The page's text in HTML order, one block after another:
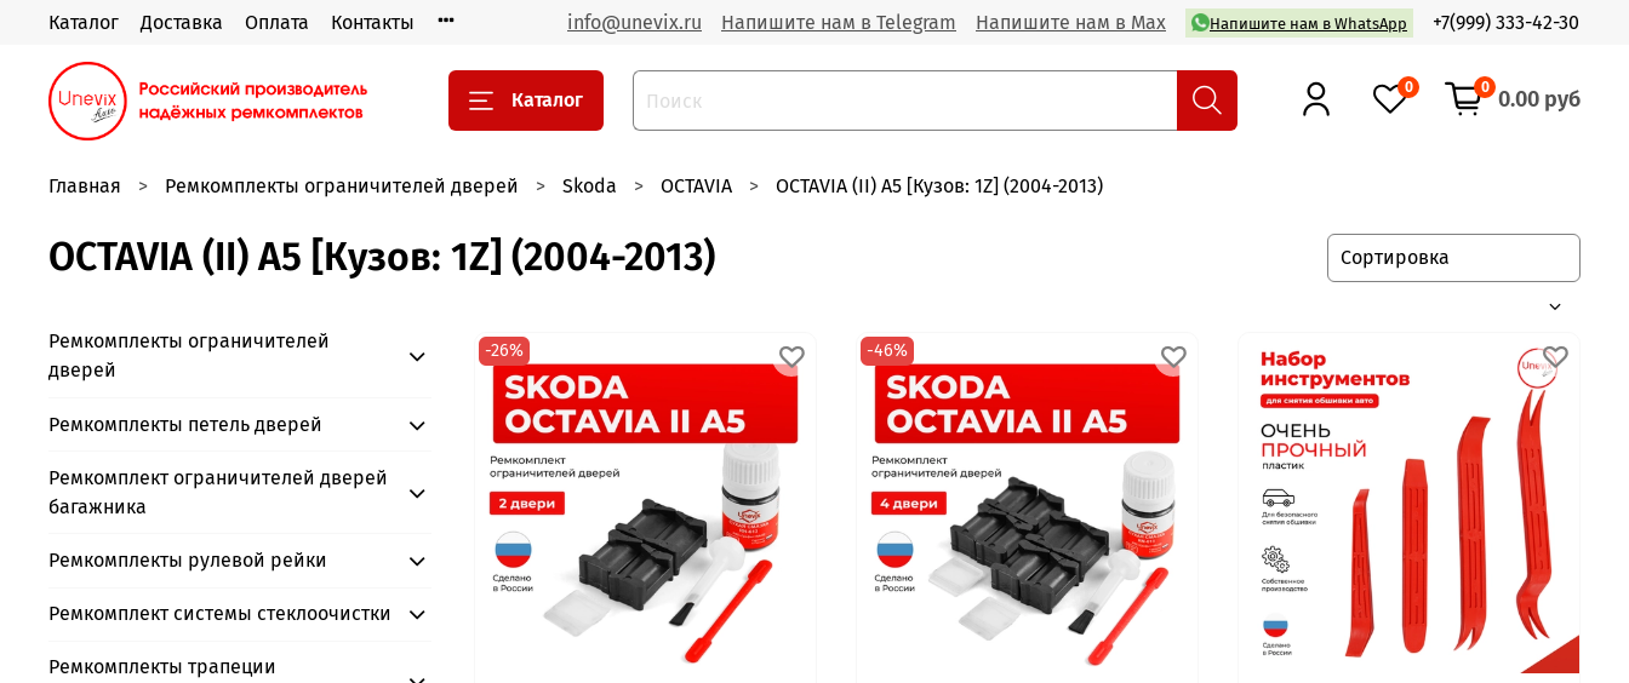
Каталог Доставка Оплата Контакты info@unevix.ru Напишите нам в Telegram Напишите нам в Max Напишите нам в WhatsApp +7(999) 333-42-30
Каталог
0 0 0.00 руб
Главная Ремкомплекты ограничителей дверей Skoda OCTAVIA OCTAVIA (II) A5 [Кузов: 1Z] (2004-2013)
OCTAVIA (II) A5 [Кузов: 1Z] (2004-2013)
-26% -46%
Ремкомплекты ограничителей
дверей
Ремкомплекты петель дверей
Ремкомплект ограничителей дверей
багажника
Ремкомплекты рулевой рейки
Ремкомплект системы стеклоочистки
Ремкомплекты трапеции